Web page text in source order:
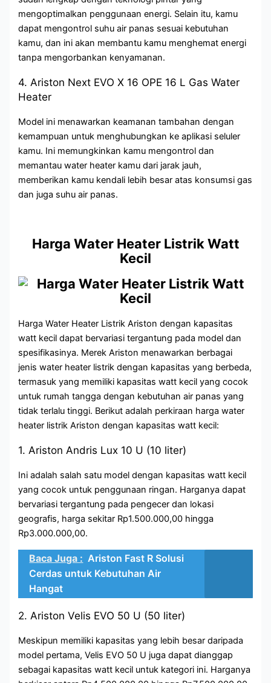
mengoptimalkan penggunaan energi. Selain itu, kamu
dapat mengontrol suhu air panas sesuai kebutuhan
kamu, dan ini akan membantu kamu menghemat energi
tanpa mengorbankan kenyamanan.
4. Ariston Next EVO X 16 OPE 16 L Gas Water
Heater
Model ini menawarkan keamanan tambahan dengan
kemampuan untuk menghubungkan ke aplikasi seluler
kamu. Ini memungkinkan kamu mengontrol dan
memantau water heater kamu dari jarak jauh,
memberikan kamu kendali lebih besar atas konsumsi gas
dan juga suhu air panas.
Harga Water Heater Listrik Watt
Kecil
Harga Water Heater Listrik Ariston dengan kapasitas
watt kecil dapat bervariasi tergantung pada model dan
spesifikasinya. Merek Ariston menawarkan berbagai
jenis water heater listrik dengan kapasitas yang berbeda,
termasuk yang memiliki kapasitas watt kecil yang cocok
untuk rumah tangga dengan kebutuhan air panas yang
tidak terlalu tinggi. Berikut adalah perkiraan harga water
heater listrik Ariston dengan kapasitas watt kecil:
1. Ariston Andris Lux 10 U (10 liter)
Ini adalah salah satu model dengan kapasitas watt kecil
yang cocok untuk penggunaan ringan. Harganya dapat
bervariasi tergantung pada pengecer dan lokasi
geografis, harga sekitar Rp1.500.000,00 hingga
Rp3.000.000,00.
Baca Juga : Ariston Fast R Solusi
Cerdas untuk Kebutuhan Air
Hangat
2. Ariston Velis EVO 50 U (50 liter)
Meskipun memiliki kapasitas yang lebih besar daripada
model pertama, Velis EVO 50 U juga dapat dianggap
sebagai kapasitas watt kecil untuk kategori ini. Harganya